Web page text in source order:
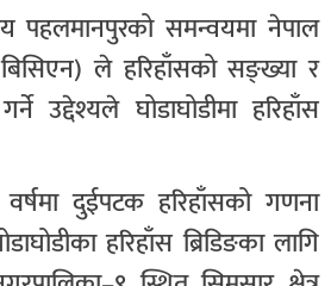
पहलमानपुरको समन्वयमा नेपाल
ले हरिहाँसको सङ्ख्या र
उद्देश्यले घोडाघोडीमा हरिहाँस
वर्षमा दुईपटक हरिहाँसको गणना
हरिहाँस ब्रिडिङका लागि